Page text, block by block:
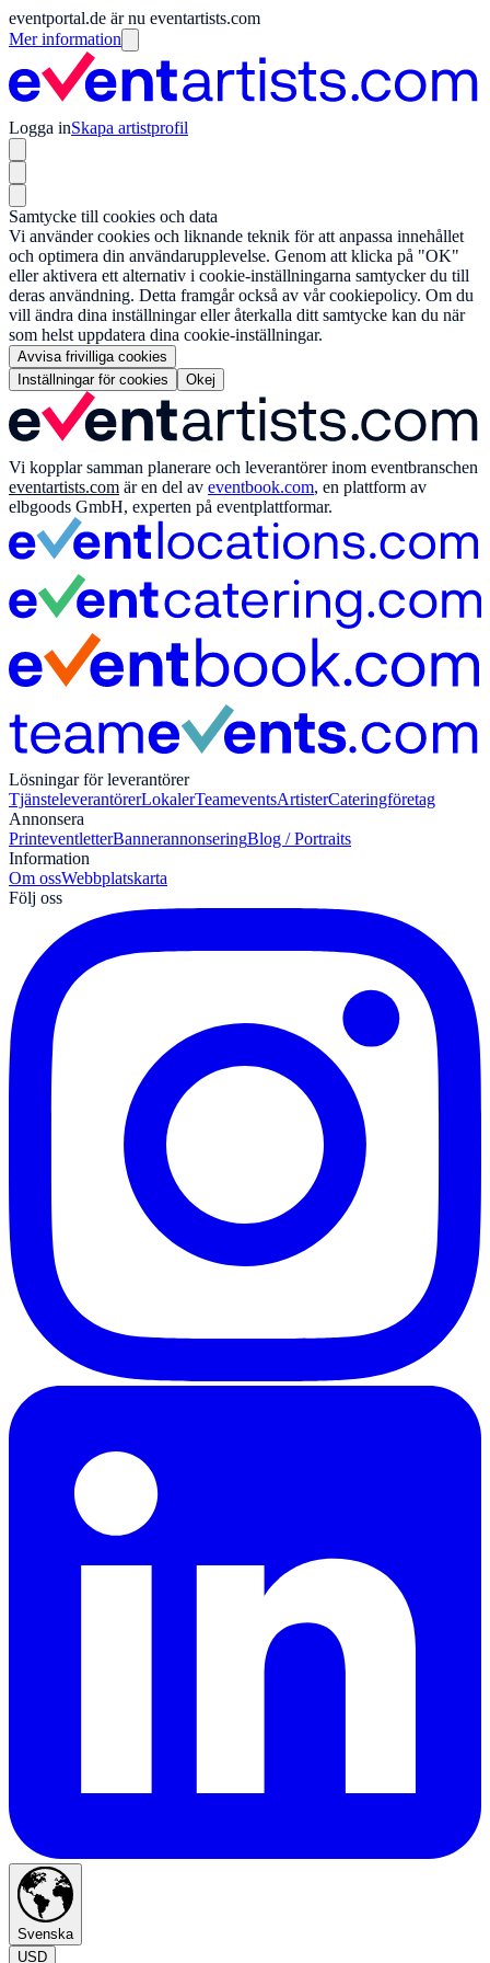
eventportal.de är nu eventartists.com
Mer information
Logga inSkapa artistprofil
Samtycke till cookies och data
Vi använder cookies och liknande teknik för att anpassa innehållet
och optimera din användarupplevelse. Genom att klicka på "OK"
eller aktivera ett alternativ i cookie-inställningarna samtycker du till
deras användning. Detta framgår också av vår cookiepolicy. Om du
vill ändra dina inställningar eller återkalla ditt samtycke kan du när
som helst uppdatera dina cookie-inställningar.
Avvisa frivilliga cookies
Inställningar för cookies
Okej
Vi kopplar samman planerare och leverantörer inom eventbranschen
eventartists.com är en del av eventbook.com, en plattform av
elbgoods GmbH, experten på eventplattformar.
Lösningar för leverantörer
TjänsteleverantörerLokalerTeameventsArtisterCateringföretag
Annonsera
PrinteventletterBannerannonseringBlog / Portraits
Information
Om ossWebbplatskarta
Följ oss
Svenska
USD